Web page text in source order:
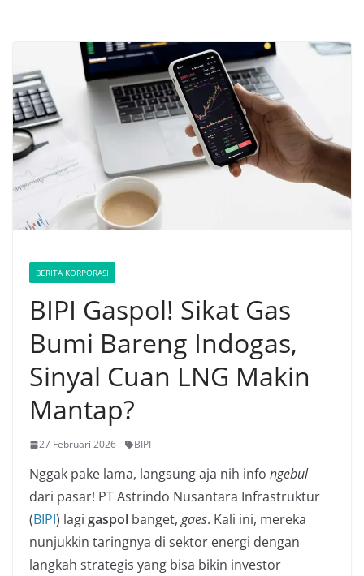
BERITA KORPORASI
BIPI Gaspol! Sikat Gas
Bumi Bareng Indogas,
Sinyal Cuan LNG Makin
Mantap?
27 Februari 2026 BIPI
Nggak pake lama, langsung aja nih info ngebul
dari pasar! PT Astrindo Nusantara Infrastruktur
(BIPI) lagi gaspol banget, gaes. Kali ini, mereka
nunjukkin taringnya di sektor energi dengan
langkah strategis yang bisa bikin investor